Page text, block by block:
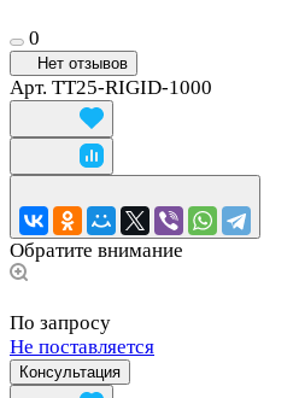
0
Нет отзывов
Арт. TT25-RIGID-1000
Обратите внимание
По запросу
Не поставляется
Консультация